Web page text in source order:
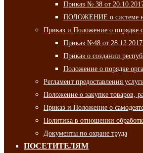
Приказ № 38 от
ПОЛОЖЕНИЕ о системе
Приказ и Положение о
Приказ №48 от
Приказ о создании
Положение о порядке
Регламент предоставления
Положение о закупке
Приказ и Положение о
Политика в отношении
Документы по охране труда
ПОСЕТИТЕЛЯМ